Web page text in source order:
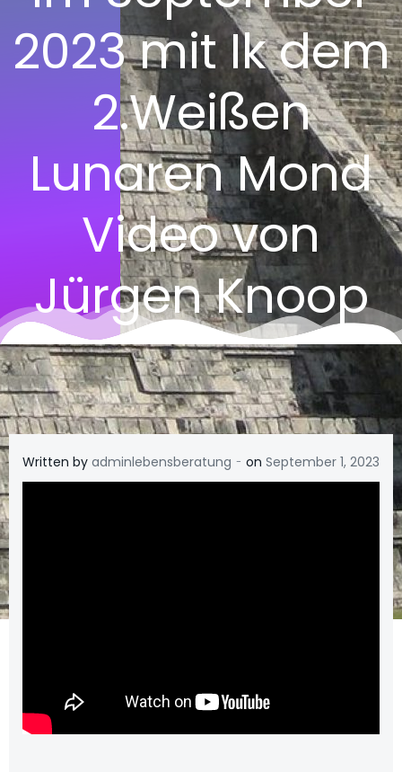
2023 mit Ik dem
2.Weißen
Lunaren Mond
Video von
Jürgen Knoop
Written by adminlebensberatung - on September 1, 2023